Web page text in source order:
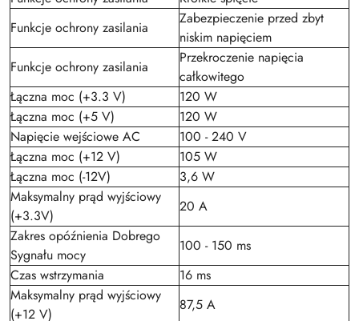
Funkcje ochrony zasilania
Zabezpieczenie przed zbyt
niskim napięciem
Funkcje ochrony zasilania
Przekroczenie napięcia
całkowitego
Łączna moc (+3.3 V)
120 W
Łączna moc (+5 V)
120 W
Napięcie wejściowe AC
100 - 240 V
Łączna moc (+12 V)
105 W
Łączna moc (-12V)
3,6 W
Maksymalny prąd wyjściowy
(+3.3V)
20 A
Zakres opóźnienia Dobrego
Sygnału mocy
100 - 150 ms
Czas wstrzymania
16 ms
Maksymalny prąd wyjściowy
(+12 V)
87,5 A